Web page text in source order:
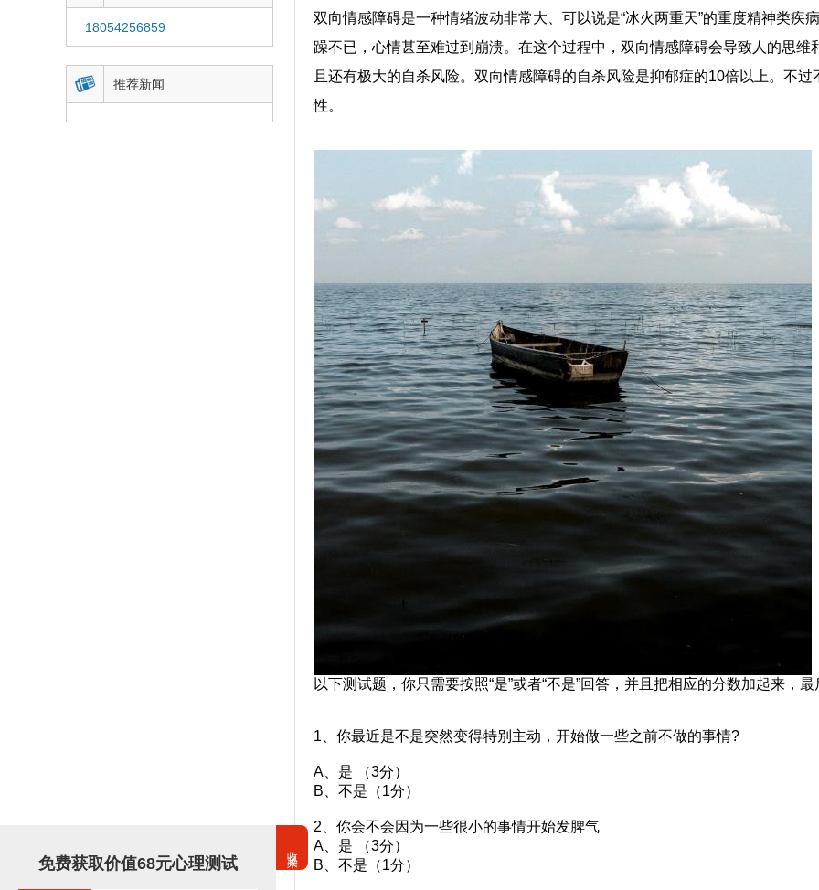
18054256859
 推荐新闻
双向情感障碍是一种情绪波动非常大、可以说是“冰火两重天”的重度精神类疾
躁不已，心情甚至难过到崩溃。在这个过程中，双向情感障碍会导致人的思
且还有极大的自杀风险。双向情感障碍的自杀风险是抑郁症的10倍以上。不
性。
以下测试题，你只需要按照“是”或者“不是”回答，并且把相应的分数加起来，最
1、你最近是不是突然变得特别主动，开始做一些之前不做的事情?
A、是 （3分）
B、不是（1分）
2、你会不会因为一些很小的事情开始发脾气
A、是 （3分）
B、不是（1分）
免费获取价值68元心理测试